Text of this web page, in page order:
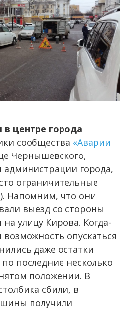
центре города
сообщества «Аварии
Чернышевского,
администрации города,
ограничительные
Напомним, что они
выезд со стороны
улицу Кирова. Когда-
опускаться
даже остатки
последние несколько
положении. В
сбили, в
получили